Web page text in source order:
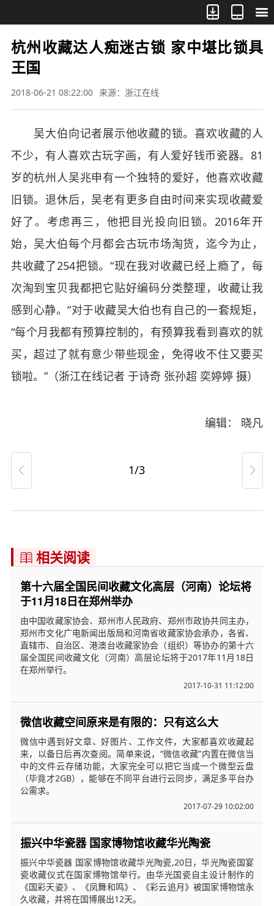



杭州收藏达人痴迷古锁 家中堪比锁具
王国
2018-06-21 08:22:00 来源：浙江在线
吴大伯向记者展示他收藏的锁。喜欢收藏的人
不少，有人喜欢古玩字画，有人爱好钱币瓷器。81
岁的杭州人吴兆申有一个独特的爱好，他喜欢收藏
旧锁。退休后，吴老有更多自由时间来实现收藏爱
好了。考虑再三，他把目光投向旧锁。2016年开
始，吴大伯每个月都会古玩市场淘货，迄今为止，
共收藏了254把锁。“现在我对收藏已经上瘾了，每
次淘到宝贝我都把它贴好编码分类整理，收藏让我
感到心静。”对于收藏吴大伯也有自己的一套规矩，
“每个月我都有预算控制的，有预算我看到喜欢的就
买，超过了就有意少带些现金，免得收不住又要买
锁啦。”（浙江在线记者 于诗奇 张孙超 奕婷婷 摄）
编辑： 晓凡
 1/3 
 相关阅读
第十六届全国民间收藏文化高层（河南）论坛将
于11月18日在郑州举办
由中国收藏家协会、郑州市人民政府、郑州市政协共同主办，
郑州市文化广电新闻出版局和河南省收藏家协会承办，各省、
直辖市、自治区、港澳台收藏家协会（组织）等协办的第十六
届全国民间收藏文化（河南）高层论坛将于2017年11月18日
在郑州举行。
2017-10-31 11:12:00
微信收藏空间原来是有限的：只有这么大
微信中遇到好文章、好图片、工作文件，大家都喜欢收藏起
来，以备日后再次查阅。简单来说，“微信收藏”内置在微信当
中的文件云存储功能，大家完全可以把它当成一个微型云盘
（毕竟才2GB），能够在不同平台进行云同步，满足多平台办
公需求。
2017-07-29 10:02:00
振兴中华瓷器 国家博物馆收藏华光陶瓷
振兴中华瓷器 国家博物馆收藏华光陶瓷,20日，华光陶瓷国宴
瓷收藏仪式在国家博物馆举行。由华光国瓷自主设计制作的
《国彩天姿》、《凤舞和鸣》、《彩云追月》被国家博物馆永
久收藏，并将在国博展出12天。